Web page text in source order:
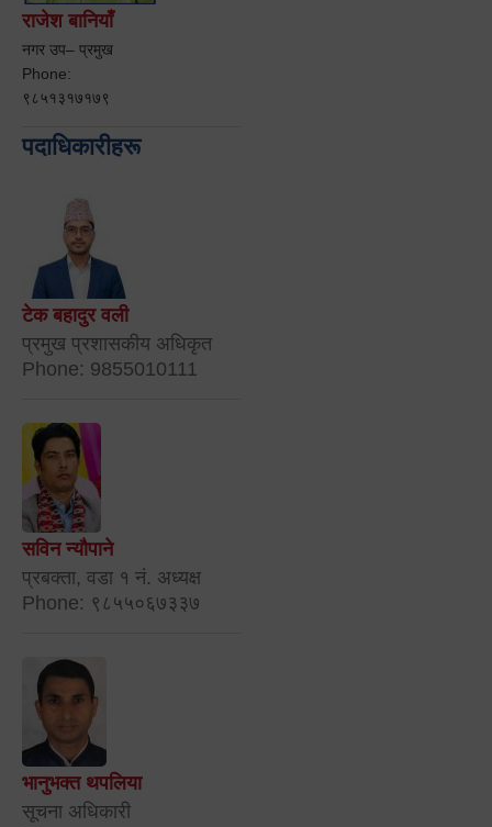
राजेश बानियाँ
नगर उप– प्रमुख
Phone:
९८५१३१७१७९
पदाधिकारीहरू
टेक बहादुर वली
प्रमुख प्रशासकीय अधिकृत
Phone: 9855010111
सविन न्यौपाने
प्रबक्ता, वडा १ नं. अध्यक्ष
Phone: ९८५५०६७३३७
भानुभक्त थपलिया
सूचना अधिकारी